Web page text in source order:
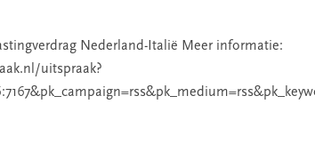
Nederland-Italië Meer informatie:
uitspraak?